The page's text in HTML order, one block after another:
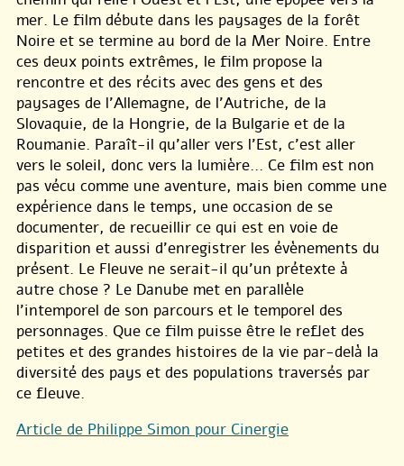
mer. Le film débute dans les paysages de la forêt
Noire et se termine au bord de la Mer Noire. Entre
ces deux points extrêmes, le film propose la
rencontre et des récits avec des gens et des
paysages de l’Allemagne, de l’Autriche, de la
Slovaquie, de la Hongrie, de la Bulgarie et de la
Roumanie. Paraît-il qu’aller vers l’Est, c’est aller
vers le soleil, donc vers la lumière... Ce film est non
pas vécu comme une aventure, mais bien comme une
expérience dans le temps, une occasion de se
documenter, de recueillir ce qui est en voie de
disparition et aussi d’enregistrer les évènements du
présent. Le Fleuve ne serait-il qu’un prétexte à
autre chose ? Le Danube met en parallèle
l’intemporel de son parcours et le temporel des
personnages. Que ce film puisse être le reflet des
petites et des grandes histoires de la vie par-delà la
diversité des pays et des populations traversés par
ce fleuve.
Article de Philippe Simon pour Cinergie